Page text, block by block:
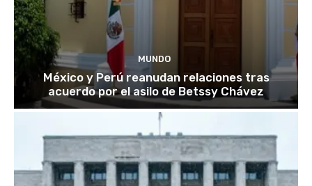
MUNDO
México y Perú reanudan relaciones tras
acuerdo por el asilo de Betssy Chávez